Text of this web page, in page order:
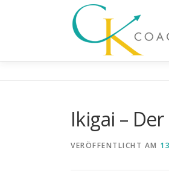
Ikigai –
VERÖFFENTLICHT AM